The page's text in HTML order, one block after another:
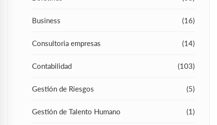
Business (16)
Consultoria empresas (14)
Contabilidad (103)
Gestión de Riesgos (5)
Gestión de Talento Humano (1)